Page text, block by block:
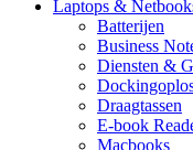
Laptops &
Batterijen
Business
Diensten &
Draagtassen
E-book
Macbooks